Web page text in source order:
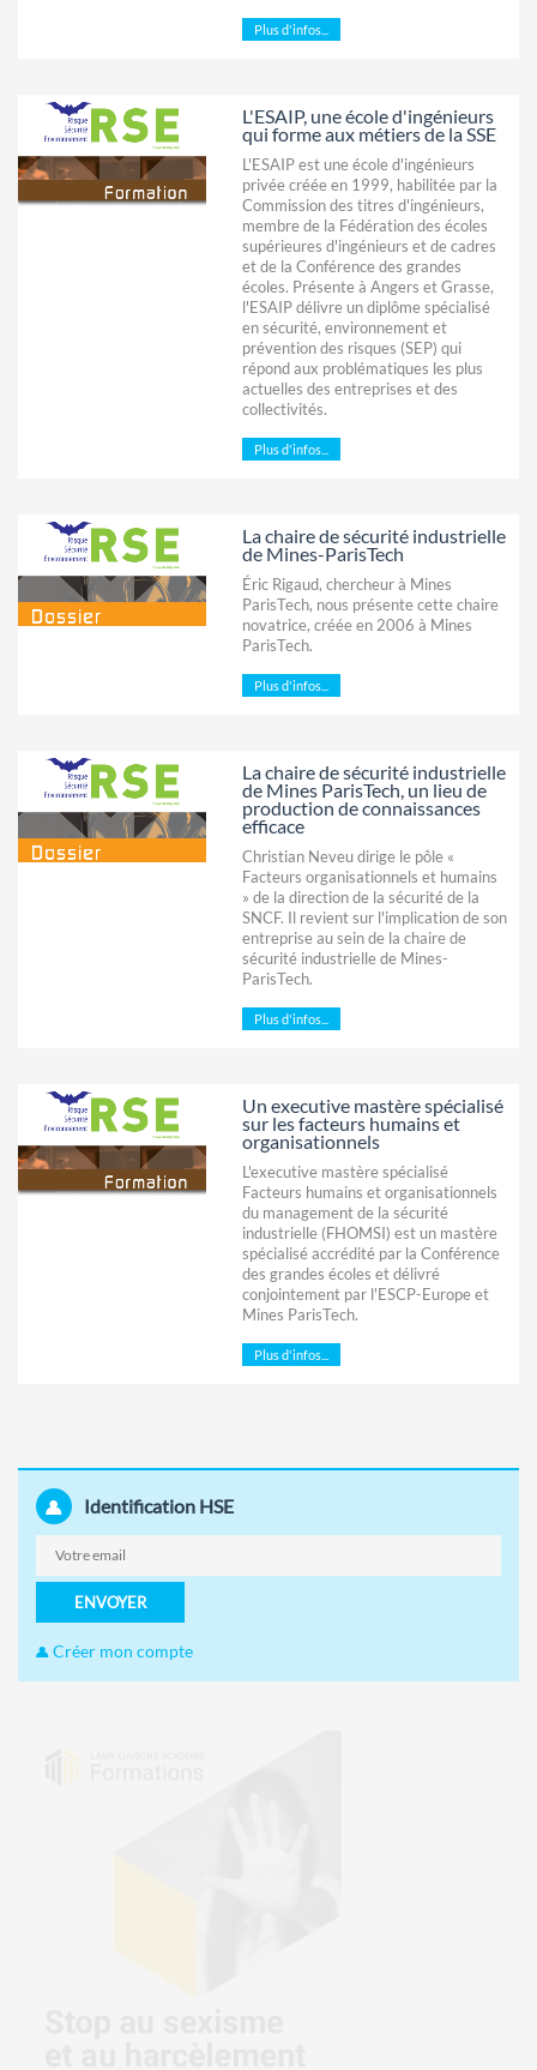
Plus d'infos...
L'ESAIP, une école d'ingénieurs
qui forme aux métiers de la SSE
L'ESAIP est une école d'ingénieurs
privée créée en 1999, habilitée par la
Commission des titres d'ingénieurs,
membre de la Fédération des écoles
supérieures d'ingénieurs et de cadres
et de la Conférence des grandes
écoles. Présente à Angers et Grasse,
l'ESAIP délivre un diplôme spécialisé
en sécurité, environnement et
prévention des risques (SEP) qui
répond aux problématiques les plus
actuelles des entreprises et des
collectivités.
Plus d'infos...
La chaire de sécurité industrielle
de Mines-ParisTech
Éric Rigaud, chercheur à Mines
ParisTech, nous présente cette chaire
novatrice, créée en 2006 à Mines
ParisTech.
Plus d'infos...
La chaire de sécurité industrielle
de Mines ParisTech, un lieu de
production de connaissances
efficace
Christian Neveu dirige le pôle «
Facteurs organisationnels et humains
» de la direction de la sécurité de la
SNCF. Il revient sur l'implication de son
entreprise au sein de la chaire de
sécurité industrielle de Mines-
ParisTech.
Plus d'infos...
Un executive mastère spécialisé
sur les facteurs humains et
organisationnels
L'executive mastère spécialisé
Facteurs humains et organisationnels
du management de la sécurité
industrielle (FHOMSI) est un mastère
spécialisé accrédité par la Conférence
des grandes écoles et délivré
conjointement par l'ESCP-Europe et
Mines ParisTech.
Plus d'infos...
Identification HSE
ENVOYER
Créer mon compte